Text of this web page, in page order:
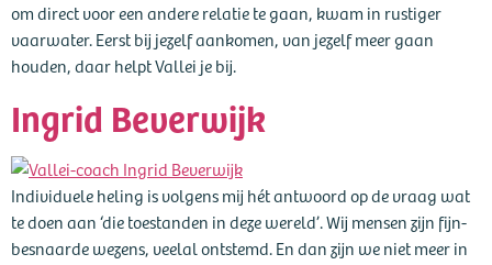
om direct voor een andere relatie te gaan, kwam in rustiger
vaarwater. Eerst bij jezelf aankomen, van jezelf meer gaan
houden, daar helpt Vallei je bij.
Ingrid Beverwijk
Individuele heling is volgens mij hét antwoord op de vraag wat
te doen aan ‘die toestanden in deze wereld’. Wij mensen zijn fijn-
besnaarde wezens, veelal ontstemd. En dan zijn we niet meer in